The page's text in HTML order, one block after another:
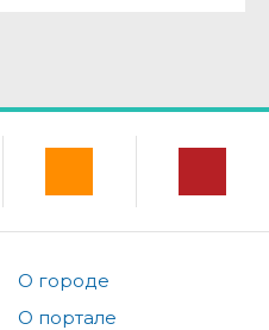
О городе
О портале